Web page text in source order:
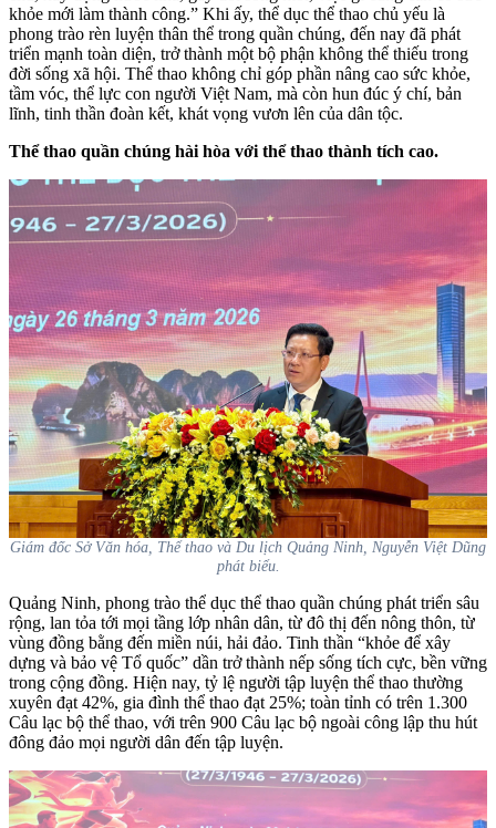
khỏe mới làm thành công.” Khi ấy, thể dục thể thao chủ yếu là
phong trào rèn luyện thân thể trong quần chúng, đến nay đã phát
triển mạnh toàn diện, trở thành một bộ phận không thể thiếu trong
đời sống xã hội. Thể thao không chỉ góp phần nâng cao sức khỏe,
tầm vóc, thể lực con người Việt Nam, mà còn hun đúc ý chí, bản
lĩnh, tinh thần đoàn kết, khát vọng vươn lên của dân tộc.
Thể thao quần chúng hài hòa với thể thao thành tích cao.
Giám đốc Sở Văn hóa, Thể thao và Du lịch Quảng Ninh, Nguyễn Việt Dũng
phát biểu.
Quảng Ninh, phong trào thể dục thể thao quần chúng phát triển sâu
rộng, lan tỏa tới mọi tầng lớp nhân dân, từ đô thị đến nông thôn, từ
vùng đồng bằng đến miền núi, hải đảo. Tinh thần “khỏe để xây
dựng và bảo vệ Tổ quốc” dần trở thành nếp sống tích cực, bền vững
trong cộng đồng. Hiện nay, tỷ lệ người tập luyện thể thao thường
xuyên đạt 42%, gia đình thể thao đạt 25%; toàn tỉnh có trên 1.300
Câu lạc bộ thể thao, với trên 900 Câu lạc bộ ngoài công lập thu hút
đông đảo mọi người dân đến tập luyện.